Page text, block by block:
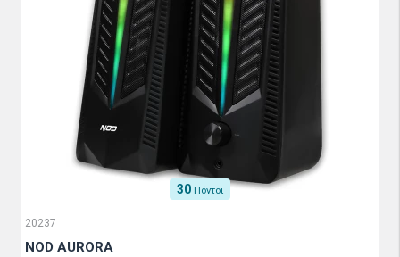
30 Πόντοι
20237
NOD AURORA